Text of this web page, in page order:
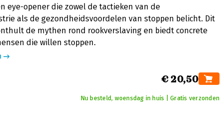
eye-opener die zowel de tactieken van de
als de gezondheidsvoordelen van stoppen belicht. Dit
de mythen rond rookverslaving en biedt concrete
die willen stoppen.
€ 20,50
Nu besteld, woensdag in huis | Gratis verzonden